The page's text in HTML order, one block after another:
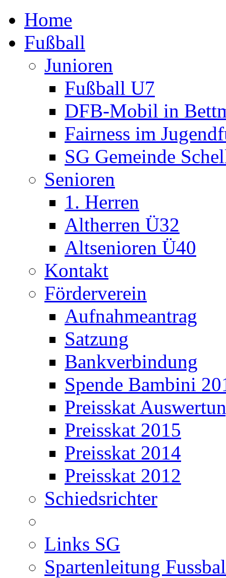
Home
Fußball
Junioren
Fußball U7
DFB-Mobil in
Fairness im
SG Gemeinde
Senioren
1. Herren
Altherren Ü32
Altsenioren Ü40
Kontakt
Förderverein
Aufnahmeantrag
Satzung
Bankverbindung
Spende Bambini
Preisskat
Preisskat 2015
Preisskat 2014
Preisskat 2012
Schiedsrichter
Links SG
Spartenleitung